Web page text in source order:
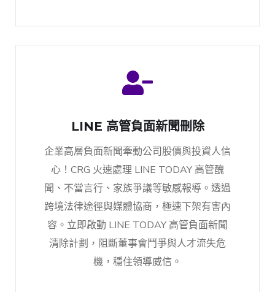
LINE 高管負面新聞刪除
企業高層負面新聞牽動公司股價與投資人信
心！CRG 火速處理 LINE TODAY 高管醜
聞、不當言行、家族爭議等敏感報導。透過
跨境法律途徑與媒體協商，極速下架有害內
容。立即啟動 LINE TODAY 高管負面新聞
清除計劃，阻斷董事會鬥爭與人才流失危
機，穩住領導威信。